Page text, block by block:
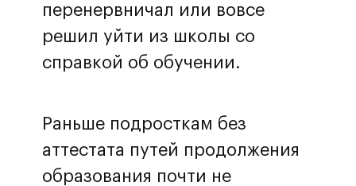
перенервничал или вовсе
решил уйти из школы со
справкой об обучении.
Раньше подросткам без
аттестата путей продолжения
образования почти не